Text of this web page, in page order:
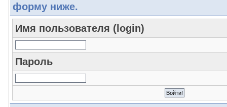
форму ниже.
Имя пользователя (login)
Пароль